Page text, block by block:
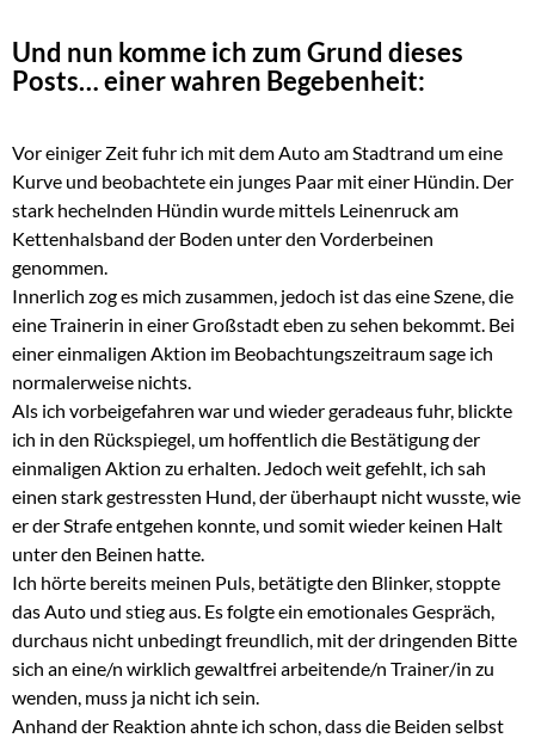
Und nun komme ich zum Grund dieses
Posts… einer wahren Begebenheit:
Vor einiger Zeit fuhr ich mit dem Auto am Stadtrand um eine
Kurve und beobachtete ein junges Paar mit einer Hündin. Der
stark hechelnden Hündin wurde mittels Leinenruck am
Kettenhalsband der Boden unter den Vorderbeinen
genommen.
Innerlich zog es mich zusammen, jedoch ist das eine Szene, die
eine Trainerin in einer Großstadt eben zu sehen bekommt. Bei
einer einmaligen Aktion im Beobachtungszeitraum sage ich
normalerweise nichts.
Als ich vorbeigefahren war und wieder geradeaus fuhr, blickte
ich in den Rückspiegel, um hoffentlich die Bestätigung der
einmaligen Aktion zu erhalten. Jedoch weit gefehlt, ich sah
einen stark gestressten Hund, der überhaupt nicht wusste, wie
er der Strafe entgehen konnte, und somit wieder keinen Halt
unter den Beinen hatte.
Ich hörte bereits meinen Puls, betätigte den Blinker, stoppte
das Auto und stieg aus. Es folgte ein emotionales Gespräch,
durchaus nicht unbedingt freundlich, mit der dringenden Bitte
sich an eine/n wirklich gewaltfrei arbeitende/n Trainer/in zu
wenden, muss ja nicht ich sein.
Anhand der Reaktion ahnte ich schon, dass die Beiden selbst